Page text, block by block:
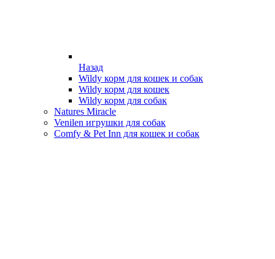
Назад
Wildy корм для кошек и собак
Wildy корм для кошек
Wildy корм для собак
Natures Miracle
Venilen игрушки для собак
Comfy & Pet Inn для кошек и собак